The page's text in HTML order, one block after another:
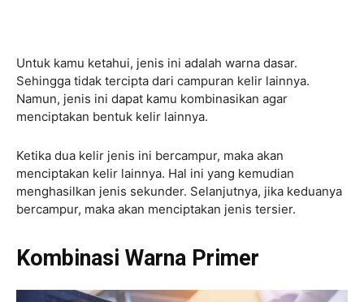
Untuk kamu ketahui, jenis ini adalah warna dasar.
Sehingga tidak tercipta dari campuran kelir lainnya.
Namun, jenis ini dapat kamu kombinasikan agar
menciptakan bentuk kelir lainnya.
Ketika dua kelir jenis ini bercampur, maka akan
menciptakan kelir lainnya. Hal ini yang kemudian
menghasilkan jenis sekunder. Selanjutnya, jika keduanya
bercampur, maka akan menciptakan jenis tersier.
Kombinasi Warna Primer